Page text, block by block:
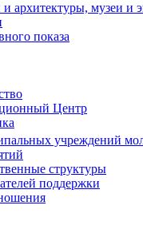
архитектуры, музеи и
показа
Центр
учреждений
структуры
поддержки